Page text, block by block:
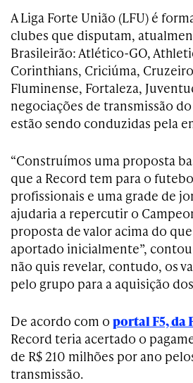
A Liga Forte União (LFU) é
clubes que disputam,
Brasileirão: Atlético-GO,
Corinthians, Criciúma,
Fluminense, Fortaleza,
negociações de transmissão
estão sendo conduzidas pela
“Construímos uma proposta
que a Record tem para o
profissionais e uma grade de
ajudaria a repercutir o
proposta de valor acima do
aportado inicialmente”,
não quis revelar, contudo, os
pelo grupo para a aquisição
De acordo com o portal F5, da
Record teria acertado o
de R$ 210 milhões por ano
transmissão.